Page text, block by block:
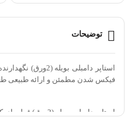
توضیحات
استاپر دامبلی
فیکس شدن مطمئن و ارائه طبیعی
استاپر دامبلی